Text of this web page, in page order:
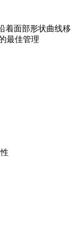
着面部形状曲线移
最佳管理